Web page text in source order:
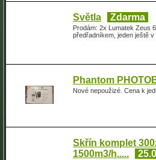
Světla Zdarma
Prodám: 2x Lumatek Zeus
předřadníkem, jeden ještě
Phantom
Nové nepoužizé. Cena k
Skřín komplet
1500m3/h.....